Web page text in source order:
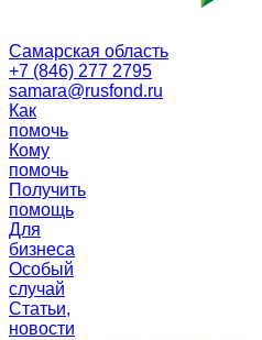
Самарская область
+7 (846) 277 2795
samara@rusfond.ru
Как
помочь
Кому
помочь
Получить
помощь
Для
бизнеса
Особый
случай
Статьи,
новости